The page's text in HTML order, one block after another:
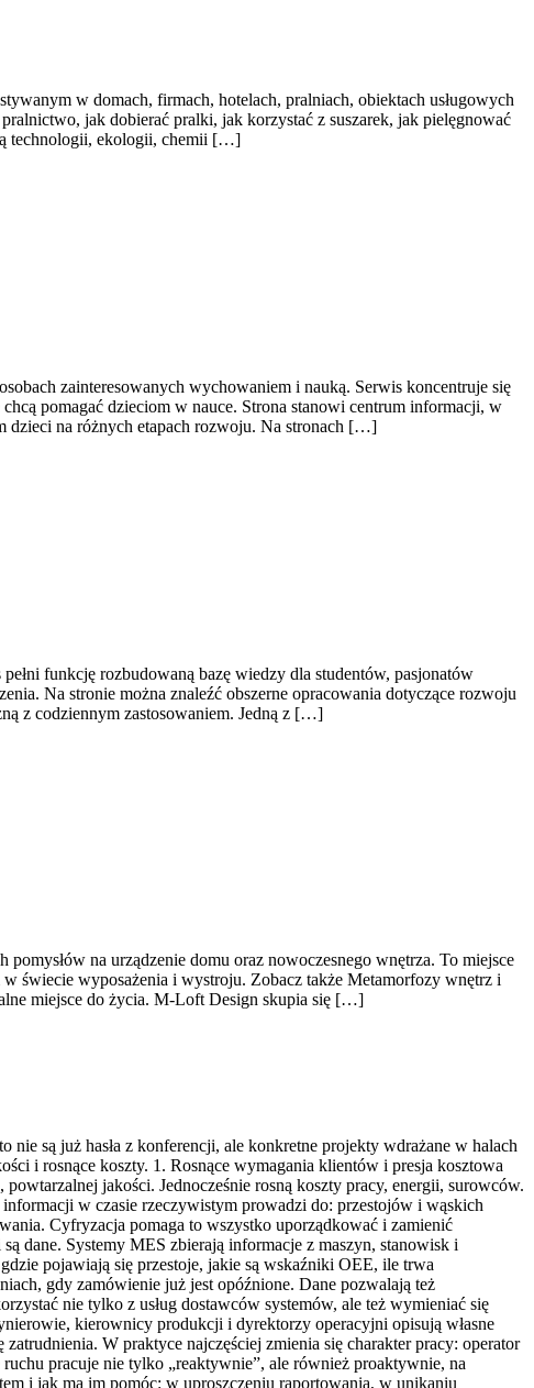
w domach, firmach, hotelach, pralniach, obiektach usługowych
jak dobierać pralki, jak korzystać z suszarek, jak pielęgnować
technologii, ekologii, chemii […]
zainteresowanych wychowaniem i nauką. Serwis koncentruje się
pomagać dzieciom w nauce. Strona stanowi centrum informacji, w
dzieci na różnych etapach rozwoju. Na stronach […]
funkcję rozbudowaną bazę wiedzy dla studentów, pasjonatów
Na stronie można znaleźć obszerne opracowania dotyczące rozwoju
z codziennym zastosowaniem. Jedną z […]
na urządzenie domu oraz nowoczesnego wnętrza. To miejsce
świecie wyposażenia i wystroju. Zobacz także Metamorfozy wnętrz i
miejsce do życia. M-Loft Design skupia się […]
są już hasła z konferencji, ale konkretne projekty wdrażane w halach
i rosnące koszty. 1. Rosnące wymagania klientów i presja kosztowa
jakości. Jednocześnie rosną koszty pracy, energii, surowców.
w czasie rzeczywistym prowadzi do: przestojów i wąskich
Cyfryzacja pomaga to wszystko uporządkować i zamienić
dane. Systemy MES zbierają informacje z maszyn, stanowisk i
pojawiają się przestoje, jakie są wskaźniki OEE, ile trwa
gdy zamówienie już jest opóźnione. Dane pozwalają też
nie tylko z usług dostawców systemów, ale też wymieniać się
kierownicy produkcji i dyrektorzy operacyjni opisują własne
W praktyce najczęściej zmienia się charakter pracy: operator
pracuje nie tylko „reaktywnie”, ale również proaktywnie, na
i jak ma im pomóc: w uproszczeniu raportowania, w unikaniu